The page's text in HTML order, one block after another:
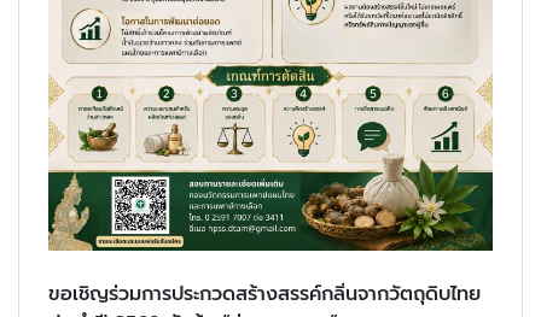
ขอเชิญร่วมการประกวดสร้างสรรค์กลิ่นจากวัตถุดิบไทย